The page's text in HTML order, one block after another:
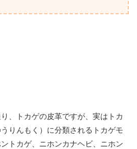
、トカゲの皮革ですが、実はトカ
りんもく）に分類されるトカゲモ
トカゲ、ニホンカナヘビ、ニホン